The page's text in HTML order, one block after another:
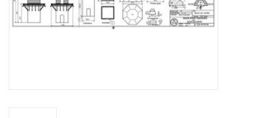
Bouwbeschrijvingen